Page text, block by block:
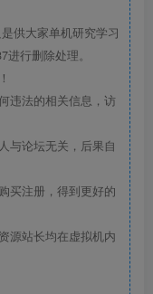
供大家单机研究学习
行删除处理。
违法的相关信息，访
与论坛无关，后果自
买注册，得到更好的
源站长均在虚拟机内